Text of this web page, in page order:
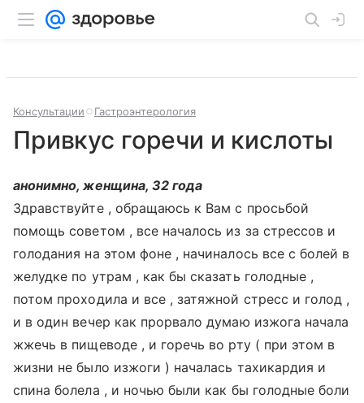
Консультации Гастроэнтерология
Привкус горечи и кислоты
анонимно, женщина, 32 года
Здравствуйте , обращаюсь к Вам с просьбой
помощь советом , все началось из за стрессов и
голодания на этом фоне , начиналось все с болей в
желудке по утрам , как бы сказать голодные ,
потом проходила и все , затяжной стресс и голод ,
и в один вечер как прорвало думаю изжога начала
жжечь в пищеводе , и горечь во рту ( при этом в
жизни не было изжоги ) началась тахикардия и
спина болела , и ночью были как бы голодные боли